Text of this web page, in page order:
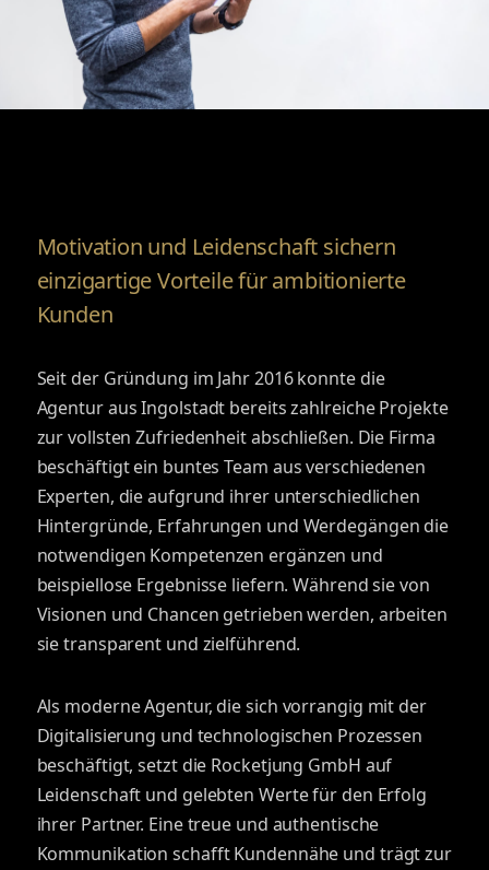
Motivation und Leidenschaft sichern
einzigartige Vorteile für ambitionierte
Kunden
Seit der Gründung im Jahr 2016 konnte die
Agentur aus Ingolstadt bereits zahlreiche Projekte
zur vollsten Zufriedenheit abschließen. Die Firma
beschäftigt ein buntes Team aus verschiedenen
Experten, die aufgrund ihrer unterschiedlichen
Hintergründe, Erfahrungen und Werdegängen die
notwendigen Kompetenzen ergänzen und
beispiellose Ergebnisse liefern. Während sie von
Visionen und Chancen getrieben werden, arbeiten
sie transparent und zielführend.
Als moderne Agentur, die sich vorrangig mit der
Digitalisierung und technologischen Prozessen
beschäftigt, setzt die Rocketjung GmbH auf
Leidenschaft und gelebten Werte für den Erfolg
ihrer Partner. Eine treue und authentische
Kommunikation schafft Kundennähe und trägt zur